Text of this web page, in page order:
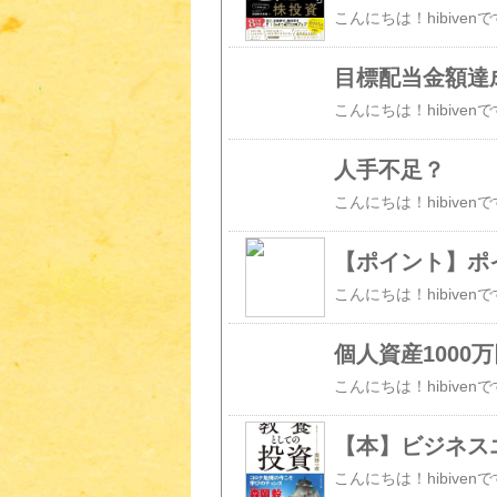
目標配当金額
人手不足？
【ポイント】
個人資産1000
【本】ビジネ